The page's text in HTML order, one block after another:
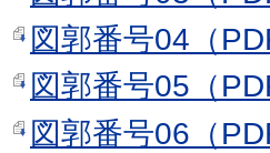
図郭番号04（
図郭番号05（
図郭番号06（